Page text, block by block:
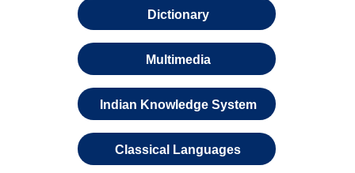
Dictionary
Multimedia
Indian Knowledge System
Classical Languages